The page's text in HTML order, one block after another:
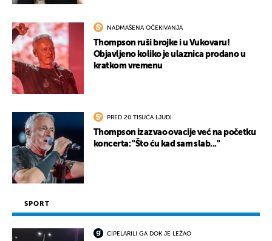
NADMAŠENA OČEKIVANJA
Thompson ruši brojke i u Vukovaru!
Objavljeno koliko je ulaznica prodano u
kratkom vremenu
PRED 20 TISUĆA LJUDI
Thompson izazvao ovacije već na početku
koncerta: "Što ću kad sam slab..."
SPORT
CIPELARILI GA DOK JE LEŽAO